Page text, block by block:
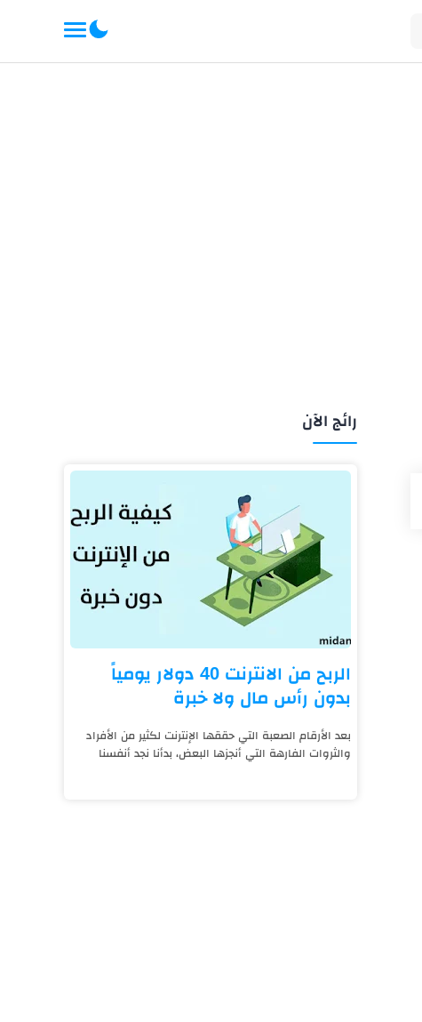
رائج الآن
الربح من الانترنت 40 دولار يومياً
بدون رأس مال ولا خبرة
بعد الأرقام الصعبة التي حققها الإنترنت لكثير من الأفراد
والثروات الفارهة التي أنجزها البعض، بدأنا نجد أنفسنا